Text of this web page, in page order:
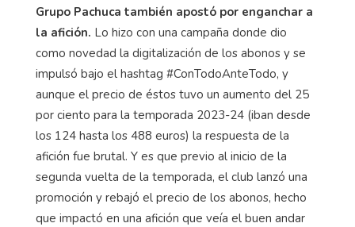
Grupo Pachuca también apostó por enganchar a
la afición. Lo hizo con una campaña donde dio
como novedad la digitalización de los abonos y se
impulsó bajo el hashtag #ConTodoAnteTodo, y
aunque el precio de éstos tuvo un aumento del 25
por ciento para la temporada 2023-24 (iban desde
los 124 hasta los 488 euros) la respuesta de la
afición fue brutal. Y es que previo al inicio de la
segunda vuelta de la temporada, el club lanzó una
promoción y rebajó el precio de los abonos, hecho
que impactó en una afición que veía el buen andar